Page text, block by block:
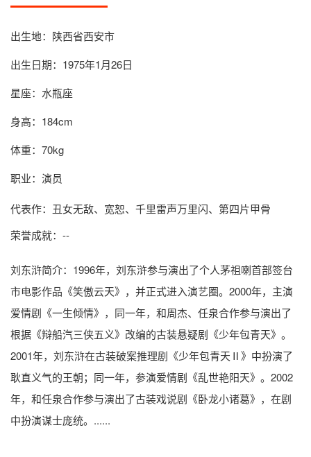
出生地：陕西省西安市
出生日期：1975年1月26日
星座：水瓶座
身高：184cm
体重：70kg
职业：演员
代表作：丑女无敌、宽恕、千里雷声万里闪、第四片甲骨
荣誉成就：--
刘东浒简介：1996年，刘东浒参与演出了个人茅祖喇首部签台
市电影作品《笑傲云天》，并正式进入演艺圈。2000年，主演
爱情剧《一生倾情》，同一年，和周杰、任泉合作参与演出了
根据《辩船汽三侠五义》改编的古装悬疑剧《少年包青天》。
2001年，刘东浒在古装破案推理剧《少年包青天Ⅱ》中扮演了
耿直义气的王朝；同一年，参演爱情剧《乱世艳阳天》。2002
年，和任泉合作参与演出了古装戏说剧《卧龙小诸葛》，在剧
中扮演谋士庞统。......